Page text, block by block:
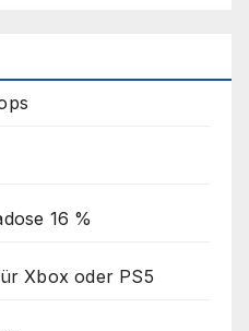
16 %
Xbox oder PS5